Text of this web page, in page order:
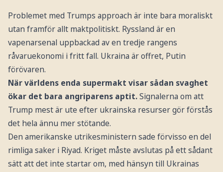
Problemet med Trumps approach är inte bara moraliskt
utan framför allt maktpolitiskt. Ryssland är en
vapenarsenal uppbackad av en tredje rangens
råvaruekonomi i fritt fall. Ukraina är offret, Putin
förövaren.
När världens enda supermakt visar sådan svaghet
ökar det bara angriparens aptit.Signalerna om att
Trump mest är ute efter ukrainska resurser gör förstås
det hela ännu mer stötande.
Den amerikanske utrikesministern sade förvisso en del
rimliga saker i Riyad. Kriget måste avslutas på ett sådant
sätt att det inte startar om, med hänsyn till Ukrainas